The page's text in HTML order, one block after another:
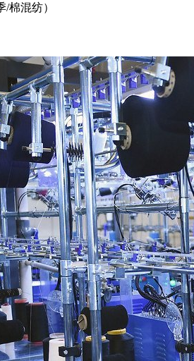
棉混纺）